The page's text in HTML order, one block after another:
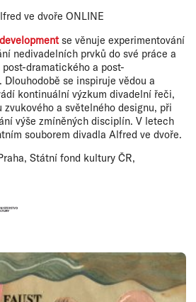
ve dvoře ONLINE
se věnuje experimentování
nedivadelních prvků do své práce a
dramatického a post-
se inspiruje vědou a
kontinuální výzkum divadelní řeči,
a světelného designu, při
výše zmíněných disciplín. V letech
souborem divadla Alfred ve dvoře.
Státní fond kultury ČR,